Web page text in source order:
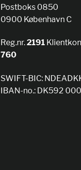
Postboks 0850
0900 København C
Reg.nr.2191
760
SWIFT-BIC:
IBAN-no.: DK592